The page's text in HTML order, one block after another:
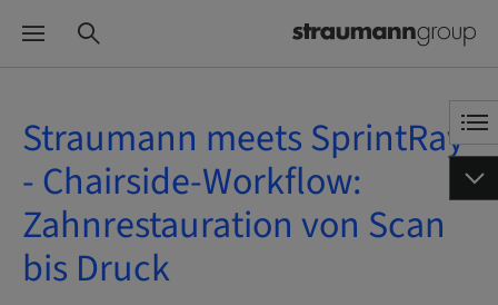
Straumann meets SprintRay
- Chairside-Workflow:
Zahnrestauration von Scan
bis Druck